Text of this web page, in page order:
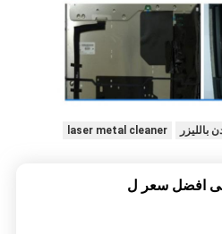
بالليزر laser metal cleaner
افضل سعر ل